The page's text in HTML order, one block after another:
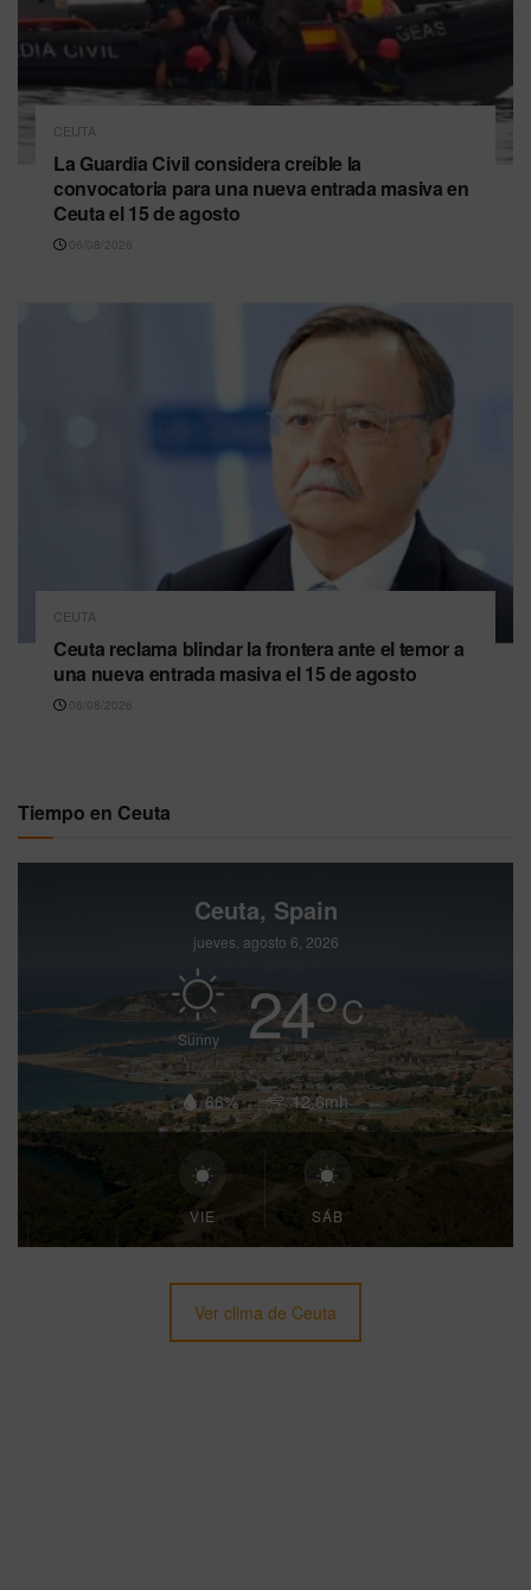
CEUTA
La Guardia Civil considera creíble la
convocatoria para una nueva entrada masiva en
Ceuta el 15 de agosto
06/08/2026
CEUTA
Ceuta reclama blindar la frontera ante el temor a
una nueva entrada masiva el 15 de agosto
06/08/2026
Tiempo en Ceuta
Ceuta, Spain
jueves, agosto 6, 2026
Sunny 24°C
66% 12.6mh
VIE SÁB
Ver clima de Ceuta